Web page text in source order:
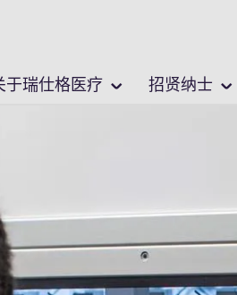
于瑞仕格医疗 招贤纳士